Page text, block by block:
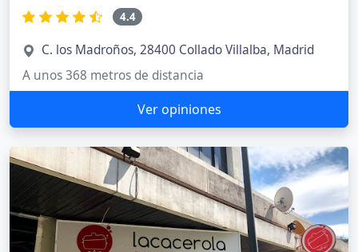
4.4
C. los Madroños, 28400 Collado Villalba, Madrid
A unos 368 metros de distancia
Ver opiniones